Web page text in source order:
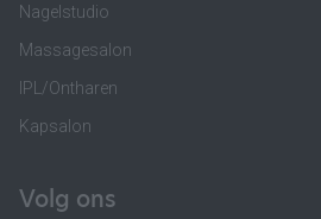
Nagelstudio
Massagesalon
IPL/Ontharen
Kapsalon
Volg ons